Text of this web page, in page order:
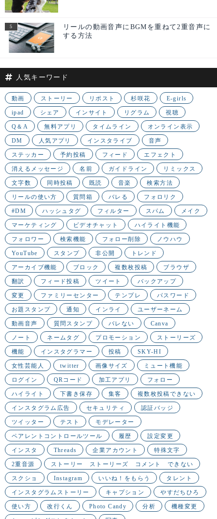
リールの動画音声にBGMを重ねて2重音声に
する方法
人気キーワード
動画 ストーリー リポスト 杉咲花 E-girls
ipad シェア インサイト リグラム 視聴
Q＆A 無料アプリ タイムライン オンライン表示
DM 人気アプリ インスタライブ 音声
ステッカー 予約投稿 フィード エフェクト
消えるメッセージ 名前 ガイドライン リミックス
文字数 同時投稿 既読 音楽 検索方法
リールの使い方 質問箱 バレる フォロリク
#DM ハッシュタグ フィルター スパム メイク
マーケティング ビデオチャット ハイライト機能
フォロワー 検索機能 フォロー削除 ノウハウ
YouTube スタンプ 非公開 トレンド
アーカイブ機能 ブロック 複数枚投稿 ブラウザ
翻訳 フィード投稿 ツイート バックアップ
変更 ファミリーセンター テンプレ パスワード
お題スタンプ 通知 インライ ユーザーネーム
動画音声 質問スタンプ バレない Canva
ノート ネームタグ プロモーション ストーリーズ
機能 インスタグラマー 投稿 SKY-HI
女性芸能人 twitter 画像サイズ ミュート機能
ログイン QRコード 加工アプリ フォロー
ハイライト 下書き保存 集客 複数枚投稿できない
インスタグラム広告 セキュリティ 認証バッジ
ツイッター テスト モデレーター
ペアレントコントロールツール 履歴 設定変更
インスタ Threads 企業アカウント 特殊文字
2重音源 ストーリー ストーリーズ コメント できない
スクショ Instagram いいね！をもらう タレント
インスタグラムストーリー キャプション やすだちひろ
使い方 改行くん Photo Candy 分析 機種変更